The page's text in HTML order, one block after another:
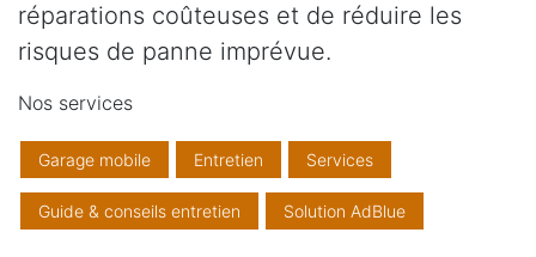
réparations coûteuses et de réduire les
risques de panne imprévue.
Nos services
Garage mobile Entretien Services
Guide & conseils entretien Solution AdBlue